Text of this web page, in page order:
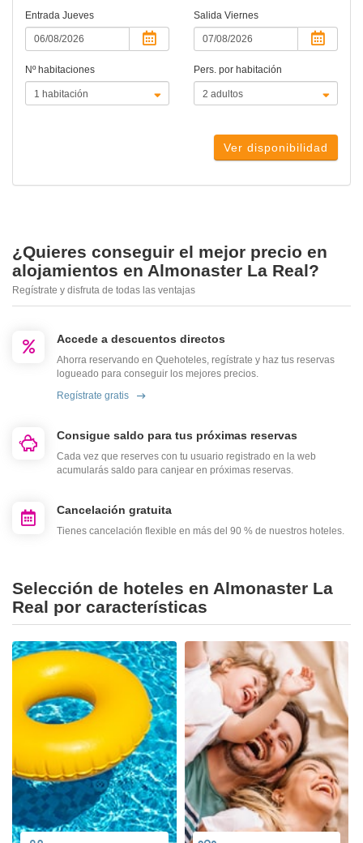
Entrada Jueves Salida Viernes
Nº habitaciones Pers. por habitación
Ver disponibilidad
¿Quieres conseguir el mejor precio en
alojamientos en Almonaster La Real?
Regístrate y disfruta de todas las ventajas
Accede a descuentos directos
Ahorra reservando en Quehoteles, regístrate y haz tus reservas
logueado para conseguir los mejores precios.
Regístrate gratis
Consigue saldo para tus próximas reservas
Cada vez que reserves con tu usuario registrado en la web
acumularás saldo para canjear en próximas reservas.
Cancelación gratuita
Tienes cancelación flexible en más del 90 % de nuestros hoteles.
Selección de hoteles en Almonaster La
Real por características